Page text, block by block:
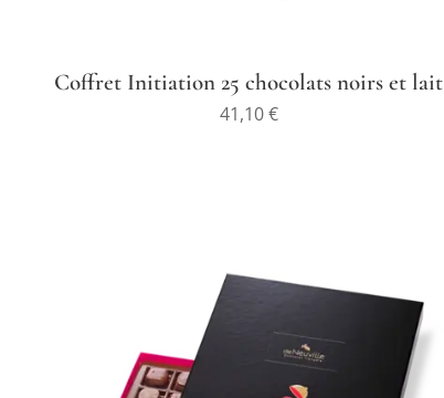
Coffret Initiation 25 chocolats noirs et lait
41,10€